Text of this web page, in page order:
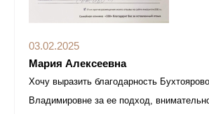
03.02.2025
Мария Алексеевна
Хочу выразить благодарность
Владимировне за ее подход,